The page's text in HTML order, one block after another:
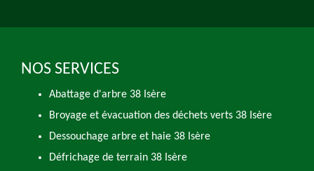
NOS SERVICES
Abattage d'arbre 38 Isère
Broyage et évacuation des déchets verts 38 Isère
Dessouchage arbre et haie 38 Isère
Défrichage de terrain 38 Isère